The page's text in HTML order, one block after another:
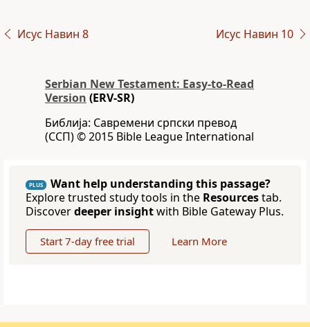
Исус Навин 8 Исус Навин 10
Serbian New Testament: Easy-to-Read
Version (ERV-SR)
Библија: Савремени српски превод
(ССП) © 2015 Bible League International
PLUS
Want help understanding this passage?
Explore trusted study tools in the Resourcestab.
Discoverdeeper insightwith Bible Gateway Plus.
Start 7-day free trial Learn More